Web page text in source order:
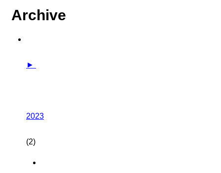
Archive
►
2023
(2)